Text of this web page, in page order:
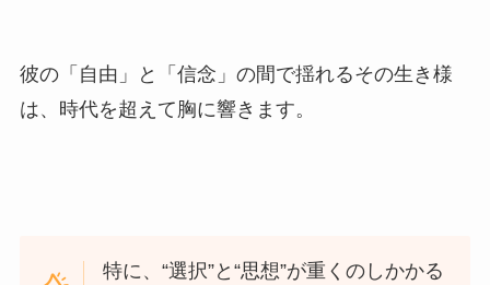
彼の「自由」と「信念」の間で揺れるその生き様
は、時代を超えて胸に響きます。
特に、“選択”と“思想”が重くのしかかる